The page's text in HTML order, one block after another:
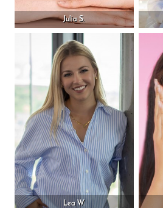
Julia S.
Lea W.